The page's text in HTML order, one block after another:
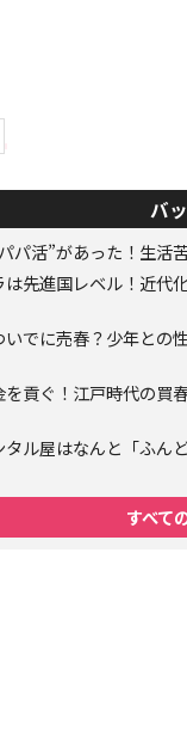
バ
パ活”があった！生活
は先進国レベル！近代
いでに売春？少年との
貢ぐ！江戸時代の買
ル屋はなんと「ふん
すべて